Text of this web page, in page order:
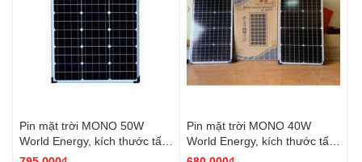
Pin mặt trời MONO 50W
World Energy, kích thước tấm
pin 540*670*30
Pin mặt trời MONO 40W
World Energy, kích thước tấm
pin 420*670*25